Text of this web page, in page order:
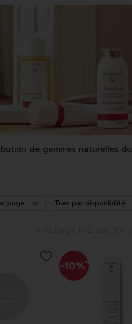
de gammes naturelles
et des cires de grande
mais également le
-10%*